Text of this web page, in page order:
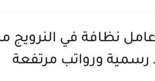
نظافة في النرويج من